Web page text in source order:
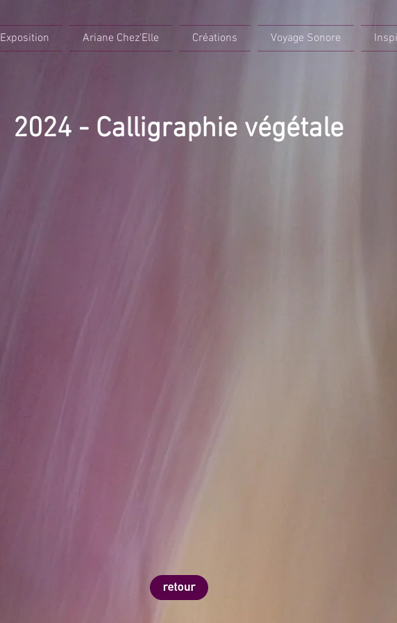
Exposition Ariane Chez'Elle Créations Voyage Sonore
2024 - Calligraphie végétale